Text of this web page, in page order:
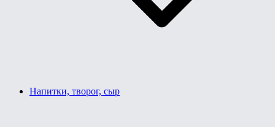
Напитки, творог, сыр